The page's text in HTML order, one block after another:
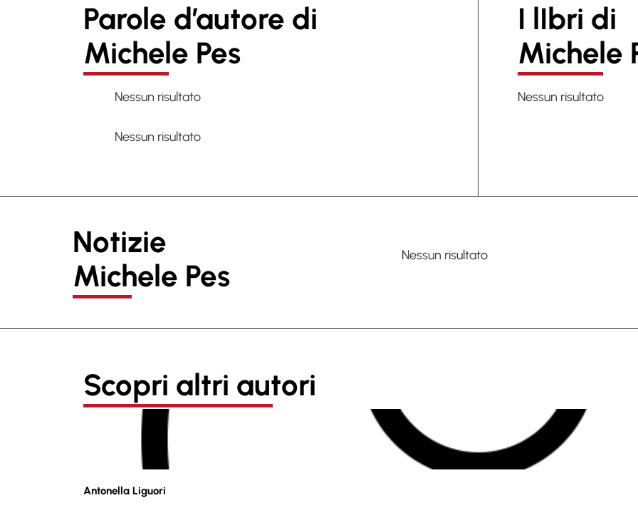
Parole d’autore di
Michele Pes
Nessun risultato
Nessun risultato
I lIbri di
Michele
Nessun risultato
Notizie
Michele Pes
Nessun risultato
Scopri altri autori
Antonella Liguori